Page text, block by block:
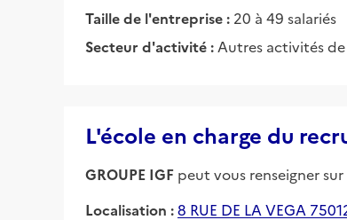
Taille de l'entreprise : 20 à 49 salariés
Secteur d'activité : Autres activités
L'école en charge du
GROUPE IGF peut vous renseigner
Localisation :8 RUE DE LA VEGA